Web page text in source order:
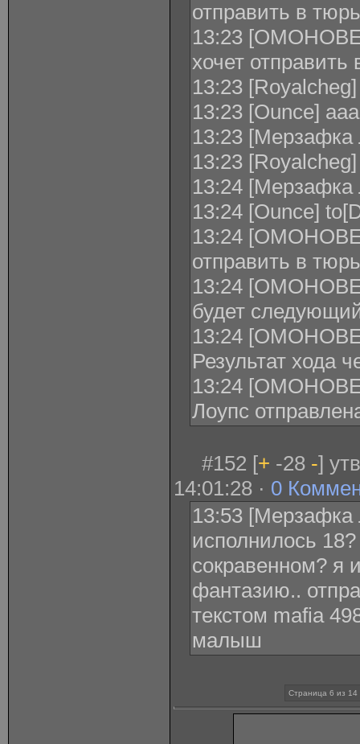
отправить в
13:23
xочет
13:23
13:23 [Ounce]
13:23 [Мерзафка
13:23
13:24 [Мерзафка
13:24 [Ounce]
13:24
отправить в
13:24
будет
13:24
Результат хода
13:24
Лоупс
#152 [+ -28 -]
14:01:28 · 0
13:53 [Мерзафка
исполнилось
сокравенном?
фантазию..
текстом mafia
малыш
Страница 6 из 14